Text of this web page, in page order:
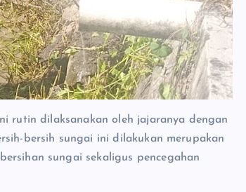
rutin dilaksanakan oleh jajaranya dengan
bersih sungai ini dilakukan merupakan
sungai sekaligus pencegahan